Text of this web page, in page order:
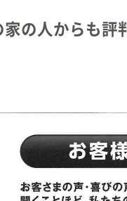
家の人からも評